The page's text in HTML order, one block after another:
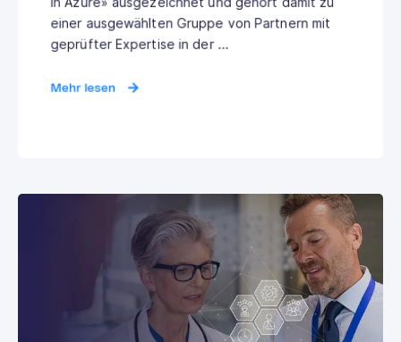
einer ausgewählten Gruppe von Partnern mit
geprüfter Expertise in der ...
Mehr lesen